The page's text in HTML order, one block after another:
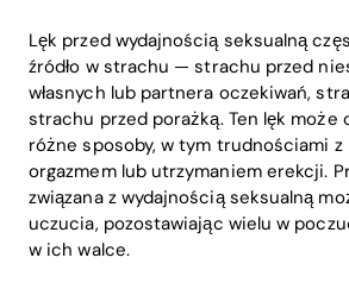
Lęk przed wydajnością seksualną
źródło w strachu — strachu przed
własnych lub partnera oczekiwań,
strachu przed porażką. Ten lęk może
różne sposoby, w tym trudnościami z
orgazmem lub utrzymaniem erekcji.
związana z wydajnością seksualną
uczucia, pozostawiając wielu w
w ich walce.